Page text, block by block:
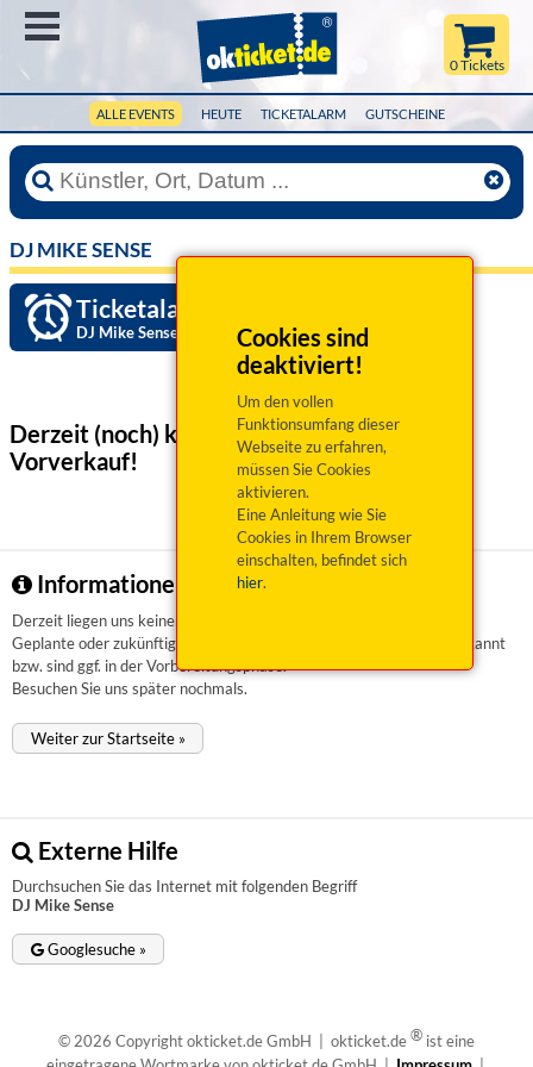
ALLE EVENTS HEUTE TICKETALARM GUTSCHEINE
0 Tickets
Cookies sind
deaktiviert!
Um den vollen
Funktionsumfang dieser
Webseite zu erfahren,
müssen Sie Cookies
aktivieren.
Eine Anleitung wie Sie
Cookies in Ihrem Browser
einschalten, befindet sich
hier.
DJ MIKE SENSE
Ticketalarm einrichten »
DJ Mike Sense
Derzeit (noch) keine Veranstaltungen
Vorverkauf!
Informationen zu DJ Mike Sense
Derzeit liegen uns keinerlei Informationen vor.
Geplante oder zukünftige Veranstaltungen sind uns aktuell nicht bekannt
bzw. sind ggf. in der Vorbereitungsphase.
Besuchen Sie uns später nochmals.
Weiter zur Startseite »
Externe Hilfe
Durchsuchen Sie das Internet mit folgenden Begriff
DJ Mike Sense
Googlesuche »
© 2026 Copyright okticket.de GmbH | okticket.de® ist eine